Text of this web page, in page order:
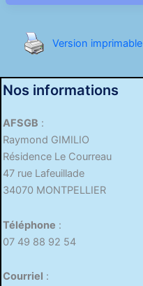
Version imprimable
Nos informations
AFSGB :
Raymond GIMILIO
Résidence Le Courreau
47 rue Lafeuillade
34070 MONTPELLIER
Téléphone :
07 49 88 92 54
Courriel :